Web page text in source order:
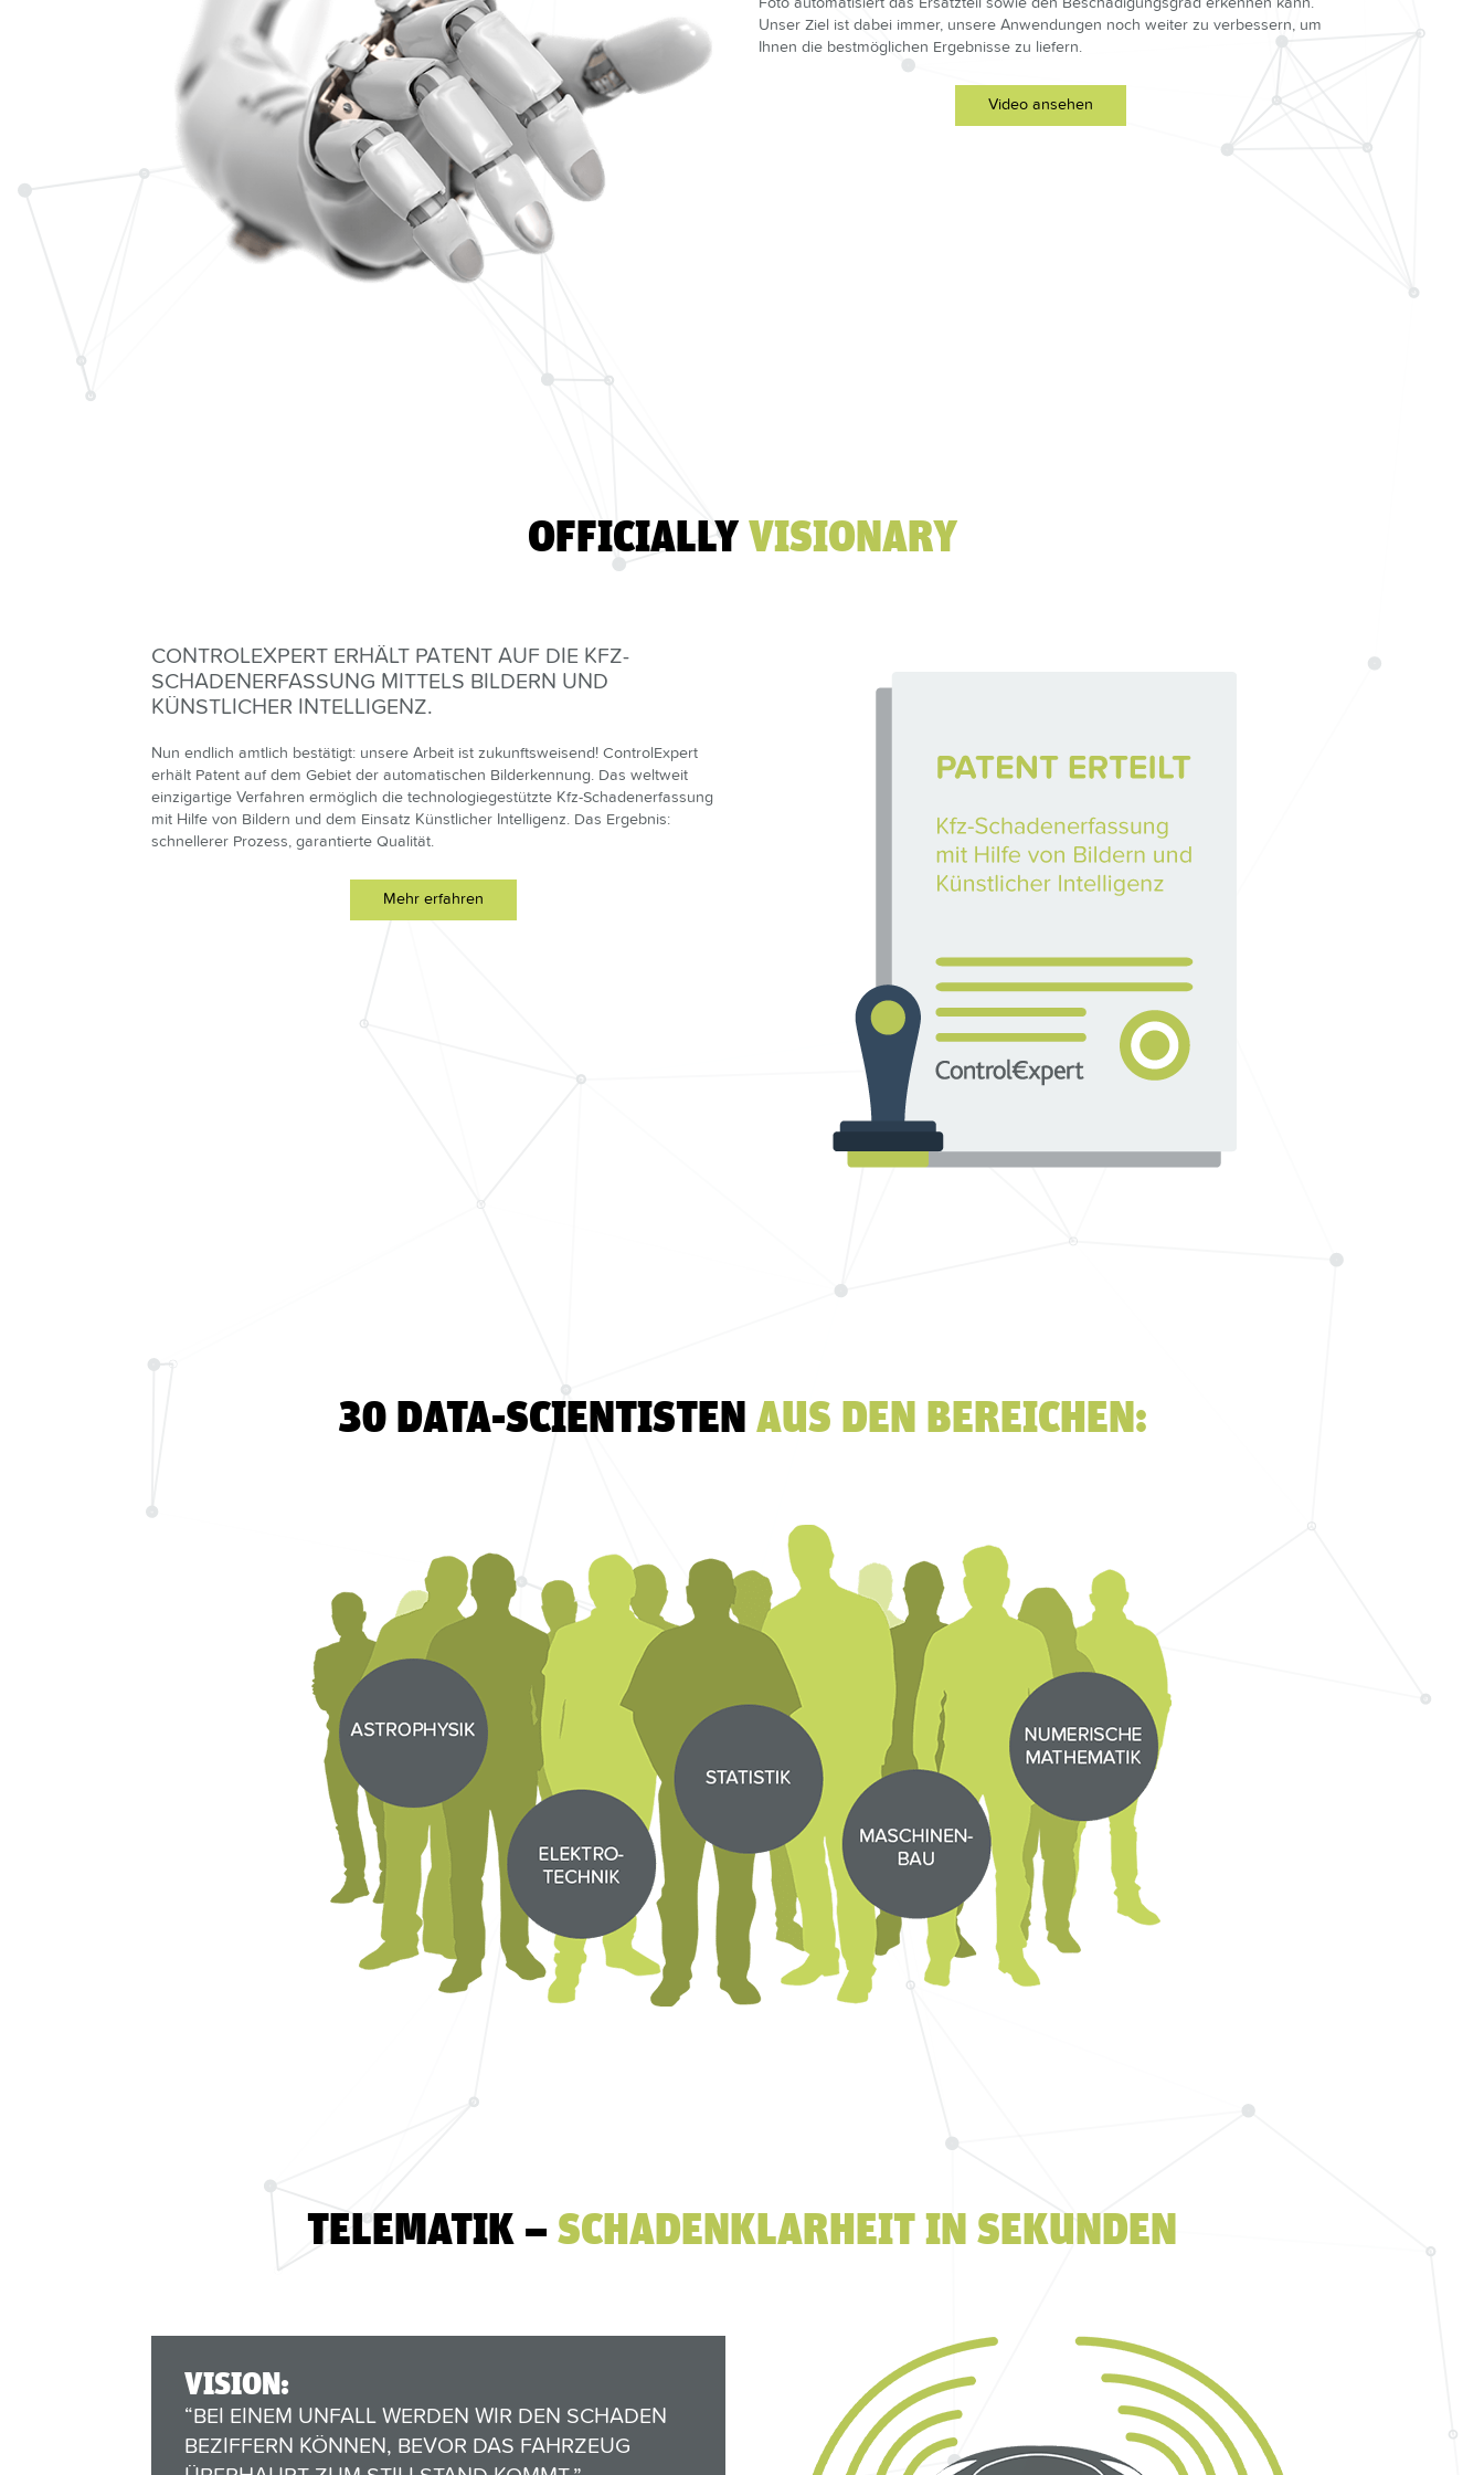
Unser Ziel ist dabei immer, unsere Anwendungen noch weiter zu verbessern, um
Ihnen die bestmöglichen Ergebnisse zu liefern.
Video ansehen
OFFICIALLYVISIONARY
CONTROLEXPERT ERHÄLT PATENT AUF DIE KFZ-
SCHADENERFASSUNG MITTELS BILDERN UND
KÜNSTLICHER INTELLIGENZ.
Nun endlich amtlich bestätigt: unsere Arbeit ist zukunftsweisend! ControlExpert
erhält Patent auf dem Gebiet der automatischen Bilderkennung. Das weltweit
einzigartige Verfahren ermöglich die technologiegestützte Kfz-Schadenerfassung
mit Hilfe von Bildern und dem Einsatz Künstlicher Intelligenz. Das Ergebnis:
schnellerer Prozess, garantierte Qualität.
Mehr erfahren
30 DATA-SCIENTISTENAUS DEN BEREICHEN:
TELEMATIK –SCHADENKLARHEIT IN SEKUNDEN
VISION:
“BEI EINEM UNFALL WERDEN WIR DEN SCHADEN
BEZIFFERN KÖNNEN, BEVOR DAS FAHRZEUG